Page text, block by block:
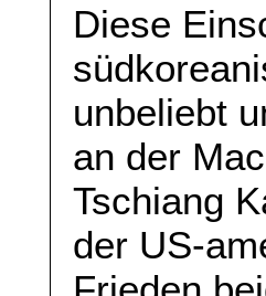
Diese
unbeliebt
an der
Tschiang
der US-